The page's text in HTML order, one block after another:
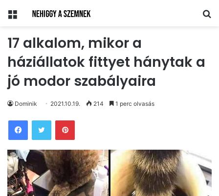
Menü
17 alkalom, mikor a
háziállatok fittyet hánytak a
jó modor szabályaira
Dominik 2021.10.19. 214 1 perc olvasás
Pinterest